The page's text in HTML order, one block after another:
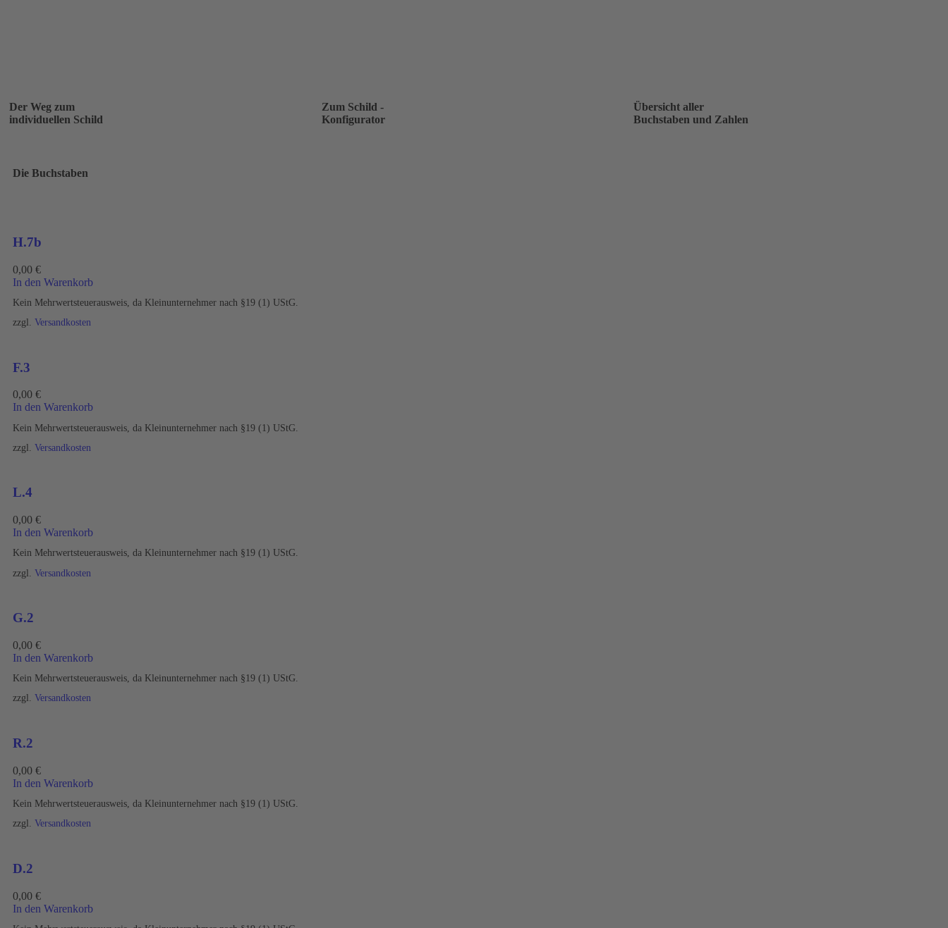
Der Weg zum
individuellen Schild
Zum Schild -
Konfigurator
Übersicht aller
Buchstaben und Zahlen
Die Buchstaben
H.7b
0,00 €
In den Warenkorb
Kein Mehrwertsteuerausweis, da Kleinunternehmer nach §19 (1) UStG.
zzgl. Versandkosten
F.3
0,00 €
In den Warenkorb
Kein Mehrwertsteuerausweis, da Kleinunternehmer nach §19 (1) UStG.
zzgl. Versandkosten
L.4
0,00 €
In den Warenkorb
Kein Mehrwertsteuerausweis, da Kleinunternehmer nach §19 (1) UStG.
zzgl. Versandkosten
G.2
0,00 €
In den Warenkorb
Kein Mehrwertsteuerausweis, da Kleinunternehmer nach §19 (1) UStG.
zzgl. Versandkosten
R.2
0,00 €
In den Warenkorb
Kein Mehrwertsteuerausweis, da Kleinunternehmer nach §19 (1) UStG.
zzgl. Versandkosten
D.2
0,00 €
In den Warenkorb